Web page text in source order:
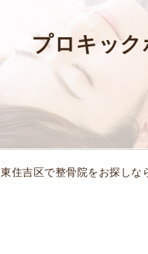
プロキッ
東住吉区で整骨院をお探しな